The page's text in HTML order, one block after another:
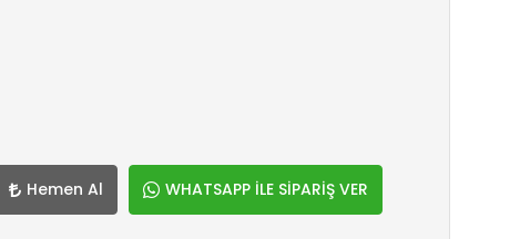
Hemen Al WHATSAPP İLE SİPARİŞ VER